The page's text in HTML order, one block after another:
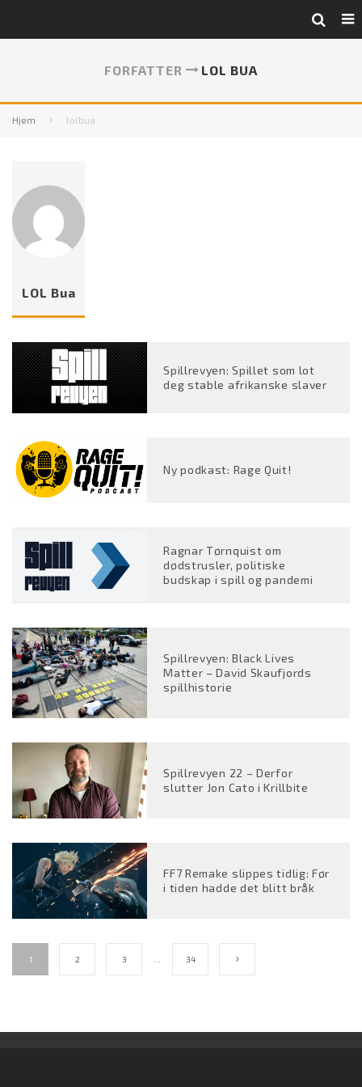
FORFATTER LOL BUA
Hjem lolbua
LOL Bua
Spillrevyen: Spillet som lot
deg stable afrikanske slaver
Ny podkast: Rage Quit!
Ragnar Tørnquist om
dødstrusler, politiske
budskap i spill og pandemi
Spillrevyen: Black Lives
Matter – David Skaufjords
spillhistorie
Spillrevyen 22 – Derfor
slutter Jon Cato i Krillbite
FF7 Remake slippes tidlig: Før
i tiden hadde det blitt bråk
1 2 3 34